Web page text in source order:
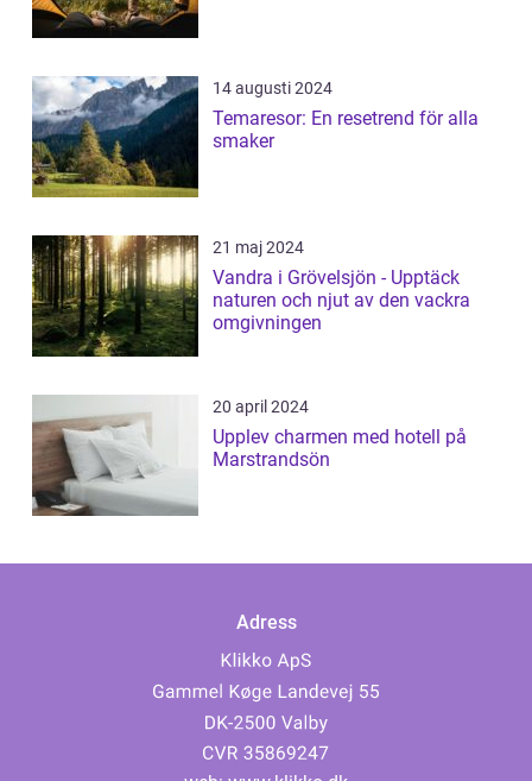
14 augusti 2024
Temaresor: En resetrend för alla
smaker
21 maj 2024
Vandra i Grövelsjön - Upptäck
naturen och njut av den vackra
omgivningen
20 april 2024
Upplev charmen med hotell på
Marstrandsön
Adress